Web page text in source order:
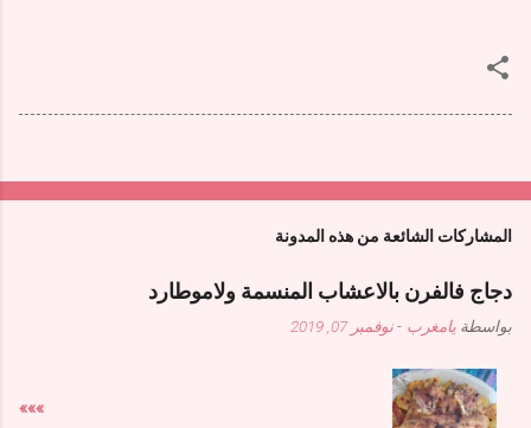
المشاركات الشائعة من هذه المدونة
دجاج فالفرن بالاعشاب المنسمة ولاموطارد
بواسطة يامغرب -نوفمبر 07, 2019
»»»